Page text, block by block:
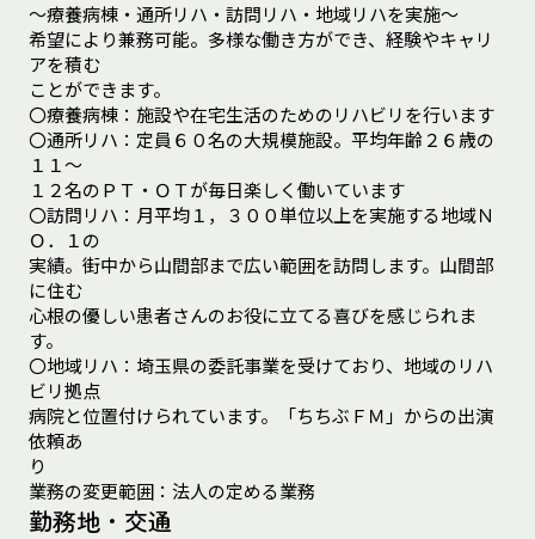
～療養病棟・通所リハ・訪問リハ・地域リハを実施～
希望により兼務可能。多様な働き方ができ、経験やキャリ
アを積む
ことができます。
〇療養病棟：施設や在宅生活のためのリハビリを行います
〇通所リハ：定員６０名の大規模施設。平均年齢２６歳の
１１～
１２名のＰＴ・ＯＴが毎日楽しく働いています
〇訪問リハ：月平均１，３００単位以上を実施する地域Ｎ
Ｏ．１の
実績。街中から山間部まで広い範囲を訪問します。山間部
に住む
心根の優しい患者さんのお役に立てる喜びを感じられま
す。
〇地域リハ：埼玉県の委託事業を受けており、地域のリハ
ビリ拠点
病院と位置付けられています。「ちちぶＦＭ」からの出演
依頼あ
り
業務の変更範囲：法人の定める業務
勤務地・交通